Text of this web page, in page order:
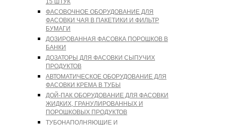
15 ШТУК
ФАСОВОЧНОЕ ОБОРУДОВАНИЕ ДЛЯ
ФАСОВКИ ЧАЯ В ПАКЕТИКИ И ФИЛЬТР
БУМАГИ
ДОЗИРОВАННАЯ ФАСОВКА ПОРОШКОВ В
БАНКИ
ДОЗАТОРЫ ДЛЯ ФАСОВКИ СЫПУЧИХ
ПРОДУКТОВ
АВТОМАТИЧЕСКОЕ ОБОРУДОВАНИЕ ДЛЯ
ФАСОВКИ КРЕМА В ТУБЫ
ДОЙ-ПАК ОБОРУДОВАНИЕ ДЛЯ ФАСОВКИ
ЖИДКИХ, ГРАНУЛИРОВАННЫХ И
ПОРОШКОВЫХ ПРОДУКТОВ
ТУБОНАПОЛНЯЮЩИЕ И